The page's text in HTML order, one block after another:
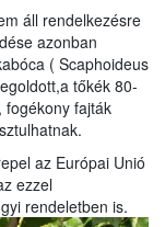
áll rendelkezésre
azonban
( Scaphoideus
tőkék 80-
fogékony fajták
az Európai Unió
ezzel
rendeletben is.